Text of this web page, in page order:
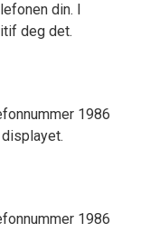
din. I
deg det.
1986
1986